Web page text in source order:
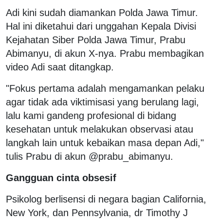
Adi kini sudah diamankan Polda Jawa Timur.
Hal ini diketahui dari unggahan Kepala Divisi
Kejahatan Siber Polda Jawa Timur, Prabu
Abimanyu, di akun X-nya. Prabu membagikan
video Adi saat ditangkap.
"Fokus pertama adalah mengamankan pelaku
agar tidak ada viktimisasi yang berulang lagi,
lalu kami gandeng profesional di bidang
kesehatan untuk melakukan observasi atau
langkah lain untuk kebaikan masa depan Adi,"
tulis Prabu di akun @prabu_abimanyu.
Gangguan cinta obsesif
Psikolog berlisensi di negara bagian California,
New York, dan Pennsylvania, dr Timothy J